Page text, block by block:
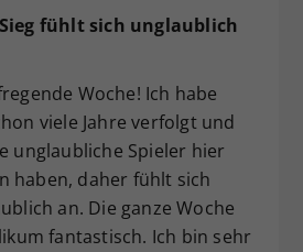
fühlt sich unglaublich
Woche! Ich habe
viele Jahre verfolgt und
unglaubliche Spieler hier
haben, daher fühlt sich
an. Die ganze Woche
fantastisch. Ich bin sehr